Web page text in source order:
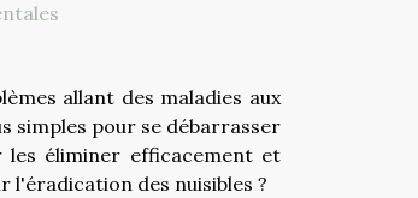
allant des maladies aux
simples pour se débarrasser
les éliminer efficacement et
l'éradication des nuisibles ?